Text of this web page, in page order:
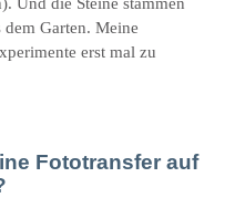
Garten. Meine
erst mal zu
Fototransfer auf